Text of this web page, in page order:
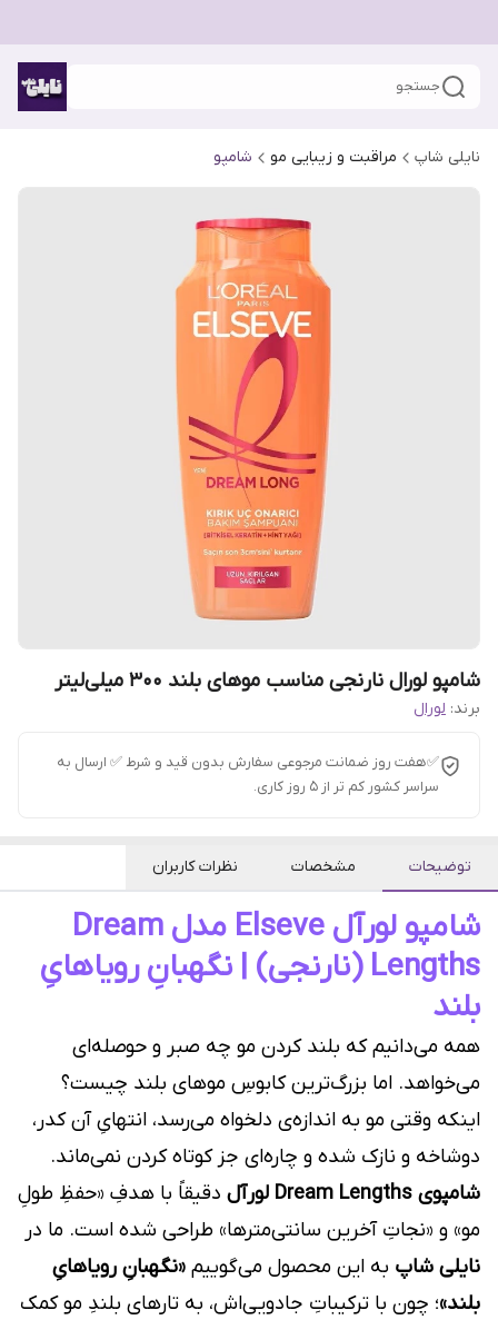
جستجو
نایلی شاپ مراقبت و زیبایی مو شامپو
شامپو لورال نارنجی مناسب موهای بلند ۳۰۰ میلی‌لیتر
برند: لورال
✅هفت روز ضمانت مرجوعی سفارش بدون قید و شرط ✅ ارسال به
سراسر کشور کم تر از 5 روز کاری.
توضیحات مشخصات نظرات کاربران
شامپو لورآل Elseve مدل Dream
Lengths (نارنجی) | نگهبانِ رویاهایِ
بلند
همه می‌دانیم که بلند کردن مو چه صبر و حوصله‌ای
می‌خواهد. اما بزرگ‌ترین کابوسِ موهای بلند چیست؟
اینکه وقتی مو به اندازه‌ی دلخواه می‌رسد، انتهایِ آن کدر،
دوشاخه و نازک شده و چاره‌ای جز کوتاه کردن نمی‌ماند.
شامپوی Dream Lengths لورآل
دقیقاً با هدفِ «حفظِ طولِ
مو» و «نجاتِ آخرین سانتی‌مترها» طراحی شده است. ما در
نایلی شاپ به این محصول می‌گوییم «نگهبانِ رویاهایِ
بلند»؛ چون با ترکیباتِ جادویی‌اش، به تارهای بلندِ مو کمک